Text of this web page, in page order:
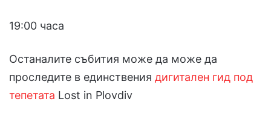
19:00 часа
Останалите събития може да може да
проследите в единствения дигитален гид под
тепетата Lost in Plovdiv